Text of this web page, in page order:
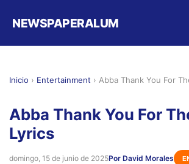
NEWSPAPERALUM
Inicio › Entertainment › Abba Thank You For
Abba Thank You For
Lyrics
domingo, 15 de junio de 2025Por David Morales